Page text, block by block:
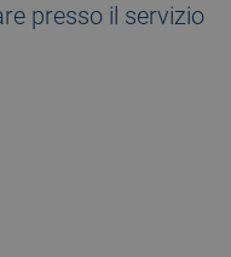
presso il servizio